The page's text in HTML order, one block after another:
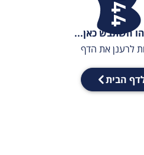
השתבש כאן...
לרענן את הדף
הבית